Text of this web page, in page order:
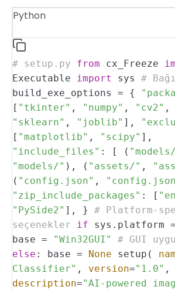
Python
# setup.py from cx_Freeze
Executable
import sys
#
build_exe_options = {
[ "tkinter" , "numpy" , "cv2" ,
"sklearn" , "joblib" ],
[ "matplotlib" , "scipy" ],
"include_files" : [ (
"models/" ), ( "assets/" ,
( "config.json" ,
"zip_include_packages" : [
"PySide2" ], }
# Platform-
seçenekler
if sys.platform
base =
"Win32GUI"
# GUI
else : base = None setup(
Classifier" , version="1.0" ,
description="AI-powered